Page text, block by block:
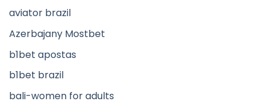
aviator brazil
Azerbajany Mostbet
b1bet apostas
b1bet brazil
bali-women for adults